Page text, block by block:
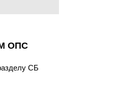
ОПС
СБ